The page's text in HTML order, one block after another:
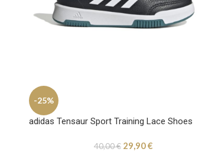
-25%
adidas Tensaur Sport Training Lace Shoes
40,00€ 29,90€